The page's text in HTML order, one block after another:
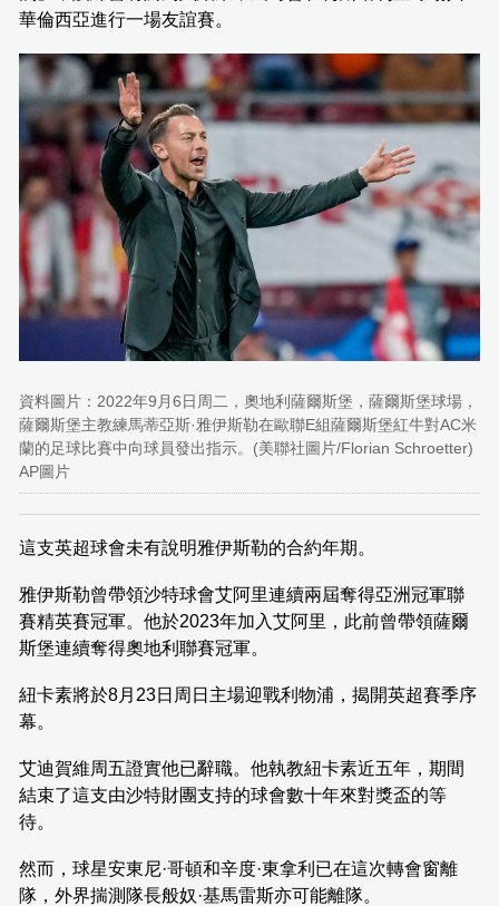
華倫西亞進行一場友誼賽。
資料圖片：2022年9月6日周二，奧地利薩爾斯堡，薩爾斯堡球場，
薩爾斯堡主教練馬蒂亞斯·雅伊斯勒在歐聯E組薩爾斯堡紅牛對AC米
蘭的足球比賽中向球員發出指示。(美聯社圖片/Florian Schroetter)
AP圖片
這支英超球會未有說明雅伊斯勒的合約年期。
雅伊斯勒曾帶領沙特球會艾阿里連續兩屆奪得亞洲冠軍聯
賽精英賽冠軍。他於2023年加入艾阿里，此前曾帶領薩爾
斯堡連續奪得奧地利聯賽冠軍。
紐卡素將於8月23日周日主場迎戰利物浦，揭開英超賽季序
幕。
艾迪賀維周五證實他已辭職。他執教紐卡素近五年，期間
結束了這支由沙特財團支持的球會數十年來對獎盃的等
待。
然而，球星安東尼·哥頓和辛度·東拿利已在這次轉會窗離
隊，外界揣測隊長般奴·基馬雷斯亦可能離隊。